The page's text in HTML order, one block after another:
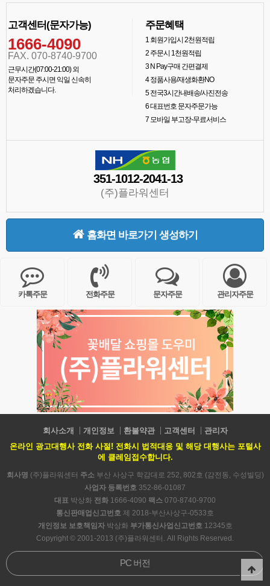
고객센터(문자가능)
1666-4090
FAX. 070-8740-9700
근무시간(07:00-21:00) 외
문자주문 주시면 익일 신속히
처리하겠습니다.
주문혜택
1회원가입시 2천원적립
2주문시 1천원적립
3N Pay구매 간편결제
4정품사용/재생화환NO
5전국3시간내배송/사진전송
6대표번호 문자주문가능
7모바일 부고장-무료서비스
351-1012-2041-13
(주)플라워센터
홈화면 바로가기 생성하기
카톡주문 전화주문 문자주문 관리자주문
회사소개 개인정보 환불약관 고객센터
관리자
온라인 광고대행사 전화 사절! 전화시 법적대응 및 해당 대행사는 포털사
에 클레임접수합니다.
회사명 (주)플라워센터 주소부산 사상구 학감대로 252, 802호 (감전동, 수성빌딩)
사업자 등록번호 352-86-01087
대표 박상화 전화 1666-4090 팩스 070-8740-9700
통신판매업신고번호 제 2018-부산사상구-0533호
개인정보 보호책임자박상화 부가통신사업신고번호12345호
Copyright © 2001-2013 (주)플라워센터. All Rights Reserved.
PC 버전